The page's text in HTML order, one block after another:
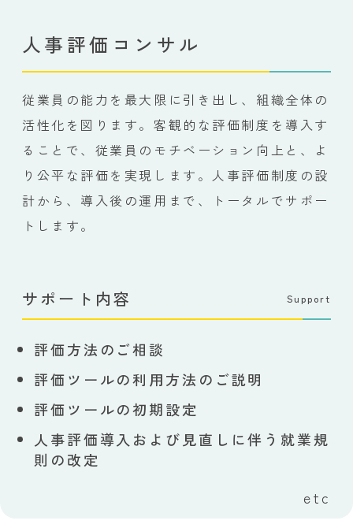
人事評価コンサル
従業員の能力を最大限に引き出し、組織全体の
活性化を図ります。客観的な評価制度を導入す
ることで、従業員のモチベーション向上と、よ
り公平な評価を実現します。人事評価制度の設
計から、導入後の運用まで、トータルでサポー
トします。
サポート内容 Support
評価方法のご相談
評価ツールの利用方法のご説明
評価ツールの初期設定
人事評価導入および見直しに伴う就業規
則の改定
etc